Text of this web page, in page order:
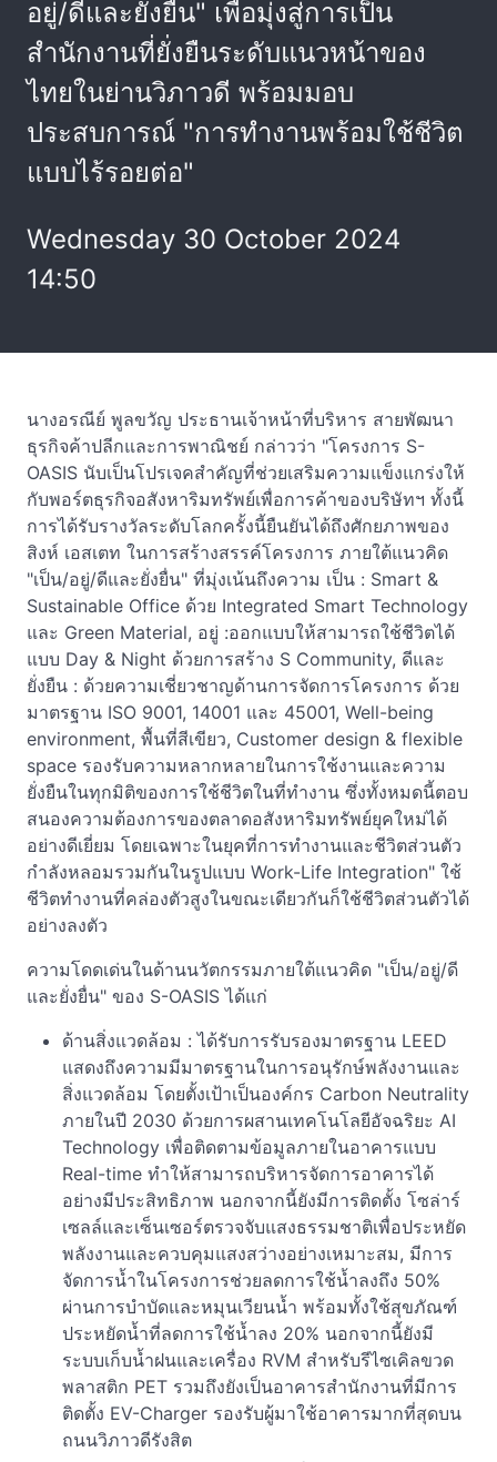
อยู่/ดีและยั่งยืน" เพื่อมุ่งสู่การเป็น
สำนักงานที่ยั่งยืนระดับแนวหน้าของ
ไทยในย่านวิภาวดี พร้อมมอบ
ประสบการณ์ "การทำงานพร้อมใช้ชีวิต
แบบไร้รอยต่อ"
Wednesday 30 October 2024
14:50
นางอรณีย์ พูลขวัญ ประธานเจ้าหน้าที่บริหาร สายพัฒนา
ธุรกิจค้าปลีกและการพาณิชย์ กล่าวว่า "โครงการ S-
OASIS นับเป็นโปรเจคสำคัญที่ช่วยเสริมความแข็งแกร่งให้
กับพอร์ตธุรกิจอสังหาริมทรัพย์เพื่อการค้าของบริษัทฯ ทั้งนี้
การได้รับรางวัลระดับโลกครั้งนี้ยืนยันได้ถึงศักยภาพของ
สิงห์ เอสเตท ในการสร้างสรรค์โครงการ ภายใต้แนวคิด
"เป็น/อยู่/ดีและยั่งยื่น" ที่มุ่งเน้นถึงความ เป็น : Smart &
Sustainable Office ด้วย Integrated Smart Technology
และ Green Material, อยู่ :ออกแบบให้สามารถใช้ชีวิตได้
แบบ Day & Night ด้วยการสร้าง S Community, ดีและ
ยั่งยืน : ด้วยความเชี่ยวชาญด้านการจัดการโครงการ ด้วย
มาตรฐาน ISO 9001, 14001 และ 45001, Well-being
environment, พื้นที่สีเขียว, Customer design & flexible
space รองรับความหลากหลายในการใช้งานและความ
ยั่งยืนในทุกมิติของการใช้ชีวิตในที่ทำงาน ซึ่งทั้งหมดนี้ตอบ
สนองความต้องการของตลาดอสังหาริมทรัพย์ยุคใหม่ได้
อย่างดีเยี่ยม โดยเฉพาะในยุคที่การทำงานและชีวิตส่วนตัว
กำลังหลอมรวมกันในรูปแบบ Work-Life Integration" ใช้
ชีวิตทำงานที่คล่องตัวสูงในขณะเดียวกันก็ใช้ชีวิตส่วนตัวได้
อย่างลงตัว
ความโดดเด่นในด้านนวัตกรรมภายใต้แนวคิด "เป็น/อยู่/ดี
และยั่งยื่น" ของ S-OASIS ได้แก่
ด้านสิ่งแวดล้อม : ได้รับการรับรองมาตรฐาน LEED
แสดงถึงความมีมาตรฐานในการอนุรักษ์พลังงานและ
สิ่งแวดล้อม โดยตั้งเป้าเป็นองค์กร Carbon Neutrality
ภายในปี 2030 ด้วยการผสานเทคโนโลยีอัจฉริยะ AI
Technology เพื่อติดตามข้อมูลภายในอาคารแบบ
Real-time ทำให้สามารถบริหารจัดการอาคารได้
อย่างมีประสิทธิภาพ นอกจากนี้ยังมีการติดตั้ง โซล่าร์
เซลล์และเซ็นเซอร์ตรวจจับแสงธรรมชาติเพื่อประหยัด
พลังงานและควบคุมแสงสว่างอย่างเหมาะสม, มีการ
จัดการน้ำในโครงการช่วยลดการใช้น้ำลงถึง 50%
ผ่านการบำบัดและหมุนเวียนน้ำ พร้อมทั้งใช้สุขภัณฑ์
ประหยัดน้ำที่ลดการใช้น้ำลง 20% นอกจากนี้ยังมี
ระบบเก็บน้ำฝนและเครื่อง RVM สำหรับรีไซเคิลขวด
พลาสติก PET รวมถึงยังเป็นอาคารสำนักงานที่มีการ
ติดตั้ง EV-Charger รองรับผู้มาใช้อาคารมากที่สุดบน
ถนนวิภาวดีรังสิต